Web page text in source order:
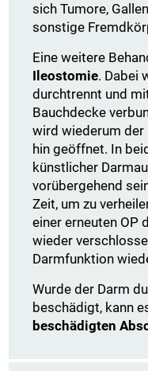
sich Tumore,
sonstige
Eine weitere
Ileostomie. Dabei
durchtrennt und
Bauchdecke
wird wiederum der
hin geöffnet. In
künstlicher
vorübergehend
Zeit, um zu
einer erneuten OP
wieder
Darmfunktion
Wurde der Darm
beschädigt, kann
beschädigten